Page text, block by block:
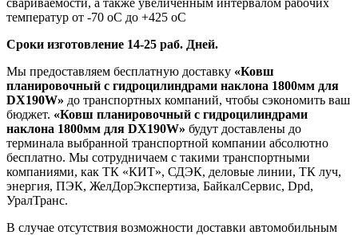
температур от -70 оС до +425 оС
Сроки изготовление 14-25 раб. Дней.
Мы предоставляем бесплатную доставку «Ковш
планировочный с гидроцилиндрами наклона 1800мм для
DX190W» до транспортных компаний, чтобы сэкономить ваш
бюджет. «Ковш планировочный с гидроцилиндрами
наклона 1800мм для DX190W» будут доставлены до
терминала выбранной транспортной компании абсолютно
бесплатно. Мы сотрудничаем с такими транспортными
компаниями, как ТК «КИТ», СДЭК, деловые линии, ТК луч,
энергия, ПЭК, ЖелДорЭкспертиза, БайкалСервис, Dpd,
УралТранс.
В случае отсутствия возможности доставки автомобильным